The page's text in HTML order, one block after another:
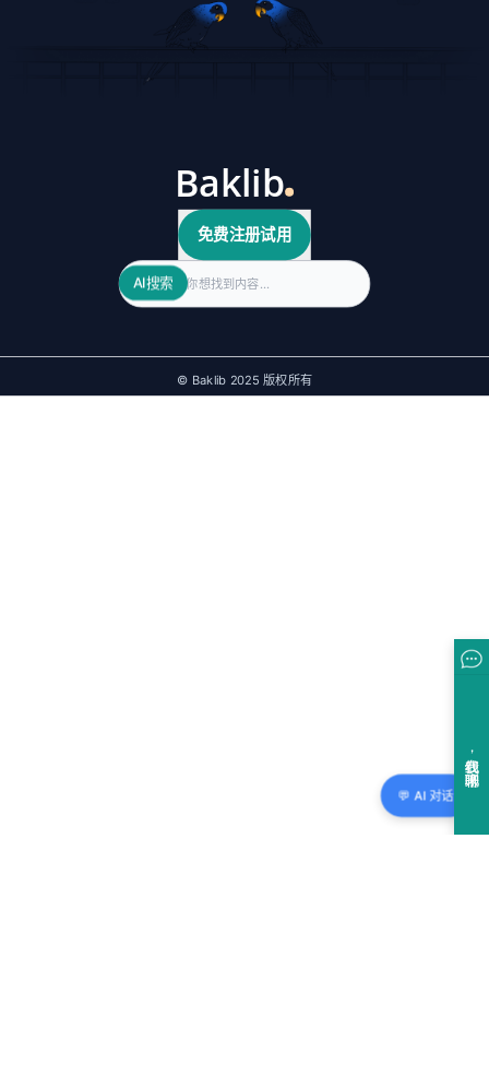
免费注册试用
Search
AI搜索
© Baklib 2025 版权所有
💬 AI 对话